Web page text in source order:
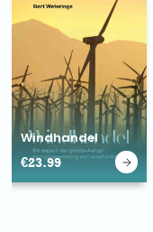
Windhandel
€23.99